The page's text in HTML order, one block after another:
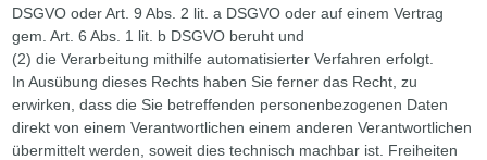
DSGVO oder Art. 9 Abs. 2 lit. a DSGVO oder auf einem Vertrag
gem. Art. 6 Abs. 1 lit. b DSGVO beruht und
(2) die Verarbeitung mithilfe automatisierter Verfahren erfolgt.
In Ausübung dieses Rechts haben Sie ferner das Recht, zu
erwirken, dass die Sie betreffenden personenbezogenen Daten
direkt von einem Verantwortlichen einem anderen Verantwortlichen
übermittelt werden, soweit dies technisch machbar ist. Freiheiten